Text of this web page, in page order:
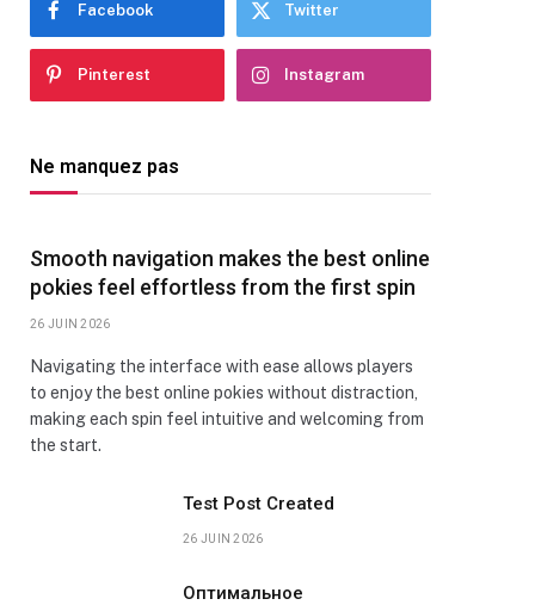
Facebook Twitter
Pinterest Instagram
Ne manquez pas
Smooth navigation makes the best online
pokies feel effortless from the first spin
26 JUIN 2026
Navigating the interface with ease allows players
to enjoy the best online pokies without distraction,
making each spin feel intuitive and welcoming from
the start.
Test Post Created
26 JUIN 2026
Оптимальное